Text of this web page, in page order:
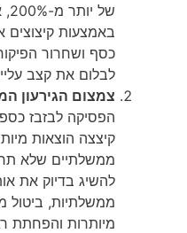
באמצעות
כסף ושחרור
לבלום את קצב
צמצום הגירעון
הפסיקה לבזבז
קיצצה הוצאות
להשיג בדיוק את
ממשלתיות, ביטול
מיותרות והפחתת